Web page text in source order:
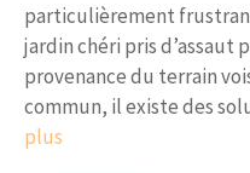
particulièrement
jardin chéri pris d’assaut
provenance du terrain
commun, il existe des
plus